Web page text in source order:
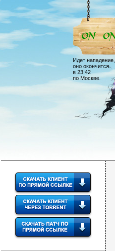
Идет нападение,
оно окончится
в 23:42
по Москве.